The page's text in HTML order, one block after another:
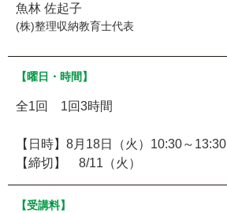
魚林 佐起子
(株)整理収納教育士代表
【曜日・時間】
全1回 1回3時間
【日時】8月18日（火）10:30～13:30
【締切】 8/11（火）
【受講料】